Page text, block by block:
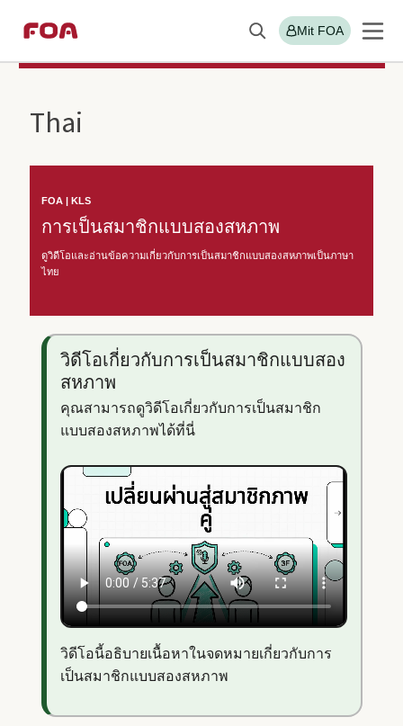
hovedindhold
hovedmenu
Søg Mit FOA
Sektions
menu
Thai
FOA | KLS
การเป็นสมาชิกแบบสองสหภาพ
ดูวิดีโอและอ่านข้อความเกี่ยวกับการเป็นสมาชิกแบบสองสหภาพเป็นภาษา
ไทย
วิดีโอเกี่ยวกับการเป็นสมาชิกแบบสอง
สหภาพ
คุณสามารถดูวิดีโอเกี่ยวกับการเป็นสมาชิก
แบบสองสหภาพได้ที่นี่
วิดีโอนี้อธิบายเนื้อหาในจดหมายเกี่ยวกับการ
เป็นสมาชิกแบบสองสหภาพ